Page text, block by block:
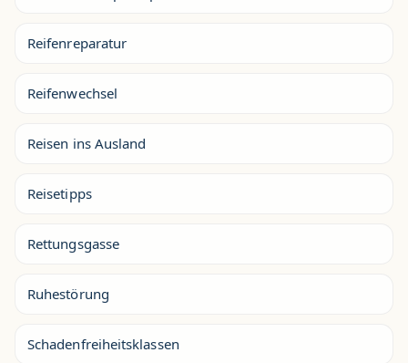
Reifenreparatur
Reifenwechsel
Reisen ins Ausland
Reisetipps
Rettungsgasse
Ruhestörung
Schadenfreiheitsklassen